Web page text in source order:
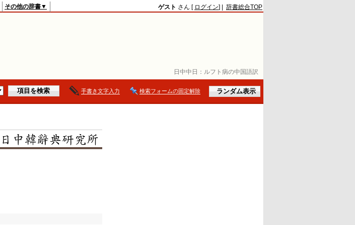
日中中日： ルフト病の中国語訳
その他の辞書▼ ゲスト さん [ ログイン] | 辞書総合TOP
手書き文字入力 検索フォームの固定解除